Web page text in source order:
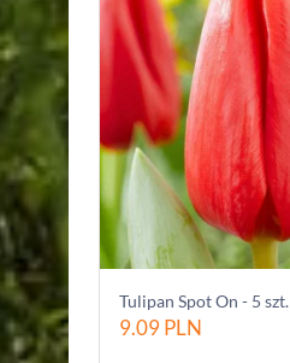
Tulipan Spot On - 5 szt.
9.09PLN